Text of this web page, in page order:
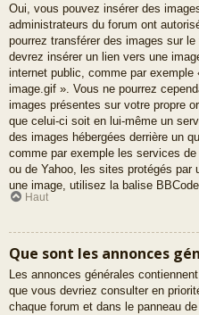
Oui, vous pouvez insérer des
administrateurs du forum ont
pourrez transférer des images sur
devrez insérer un lien vers une
internet public, comme par
image.gif ». Vous ne pourrez
images présentes sur votre propre
que celui-ci soit en lui-même un
des images hébergées derrière un
comme par exemple les services
ou de Yahoo, les sites protégés
une image, utilisez la balise
Haut
Que sont les annonces
Les annonces générales
que vous devriez consulter en
chaque forum et dans le panneau